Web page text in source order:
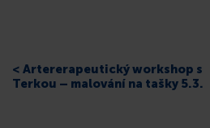
< Artererapeutický workshop s
Terkou – malování na tašky 5.3.